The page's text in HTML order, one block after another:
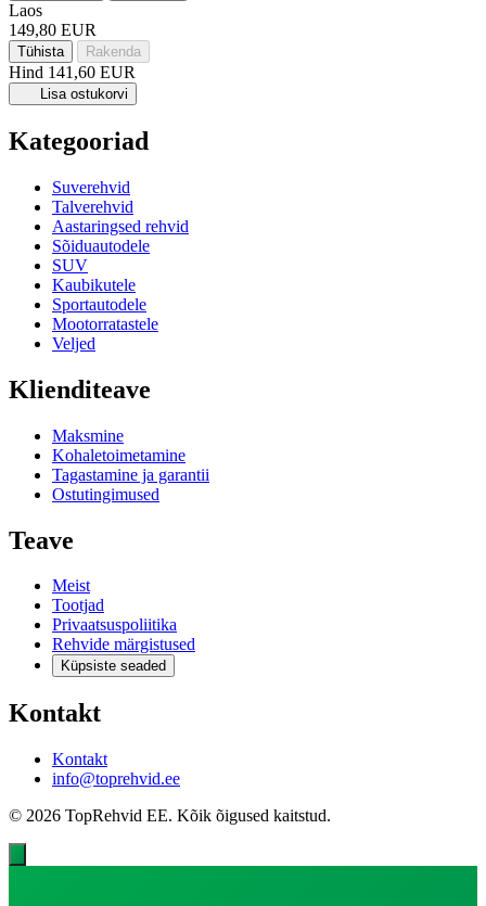
Laos
149,80 EUR
Tühista Rakenda
Hind 141,60 EUR
Lisa ostukorvi
Kategooriad
Suverehvid
Talverehvid
Aastaringsed rehvid
Sõiduautodele
SUV
Kaubikutele
Sportautodele
Mootorratastele
Veljed
Klienditeave
Maksmine
Kohaletoimetamine
Tagastamine ja garantii
Ostutingimused
Teave
Meist
Tootjad
Privaatsuspoliitika
Rehvide märgistused
Küpsiste seaded
Kontakt
Kontakt
info@toprehvid.ee
© 2026 TopRehvid EE. Kõik õigused kaitstud.